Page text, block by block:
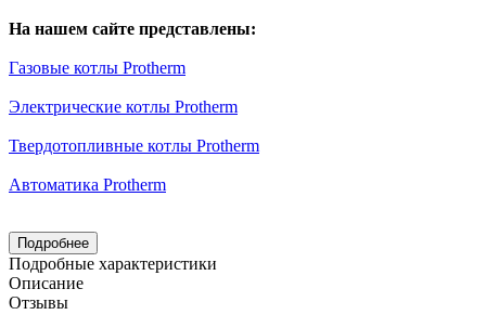
На нашем сайте представлены:
Газовые котлы Protherm
Электрические котлы Protherm
Твердотопливные котлы Protherm
Автоматика Protherm
Подробнее
Подробные характеристики
Описание
Отзывы